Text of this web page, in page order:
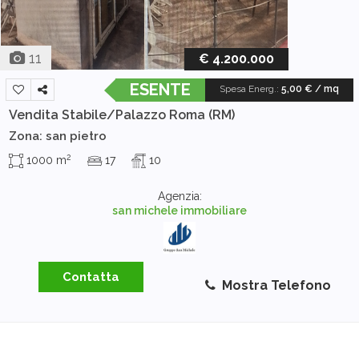
11 € 4.200.000
Spesa Energ.: 5,00 € / mq
ESENTE
Vendita Stabile/Palazzo Roma (RM)
Zona: san pietro
1000 m2 17 10
Agenzia:
san michele immobiliare
Contatta
Mostra Telefono